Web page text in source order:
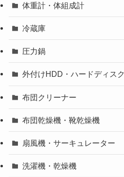
体重計・体組成計
冷蔵庫
圧力鍋
外付けHDD・ハードディスク
布団クリーナー
布団乾燥機・靴乾燥機
扇風機・サーキュレーター
洗濯機・乾燥機